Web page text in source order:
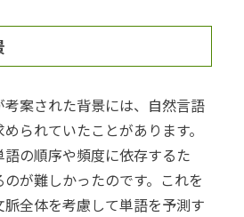
案された背景には、自然言語
られていたことがあります。
の順序や頻度に依存するた
が難しかったのです。これを
全体を考慮して単語を予測す